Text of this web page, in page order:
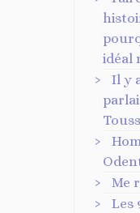
idéal
Il y
Me
Les